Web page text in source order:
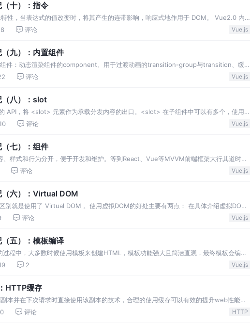
十）：指令
性，当表达式的值改变时，将其产生的连带影响，响应式地作用于 DOM。 Vue2.0 内置
，如果需要对普通 DOM 元素进行底层操作还可以使用自定义指令。 在 Vue2.0 中，可
评论 Vue.js
九）：内置组件
件：动态渲染组件的component、用于过渡动画的transition-group与transition、缓存
插槽的slot。 component组件配合is属性在编译的过程中被替换成具体的组件，而slot
评论 Vue.js
八）：slot
API，将 <slot> 元素作为承载分发内容的出口。<slot> 在子组件中可以有多个，使用
从插槽内容能否使用子组件数据的角度可将插槽分为两类：普通插槽、作用域插槽。 普
评论 Vue.js
七）：组件
、样式和行为分开，便于开发和维护。等到React、Vue等MVVM前端框架大行其道时，
、js聚合在一起创建组件，通过编写小型、独立和通常可复用的组件来构建大型应用。
评论 Vue.js
六）：Virtual DOM
别就是使用了 Virtual DOM 。使用虚拟DOM的好处主要有两点： 在具体介绍虚拟DOM
的位置与生成的过程。 Vue的DOM挂载是在一系列初始化之后进行的，初始化方法 _init
评论 Vue.js
五）：模板编译
程中，大多数时候使用模板来创建HTML，模板功能强大且简洁直观，最终模板会编译
模板编译的具体过程。 Vue从能否处理 template 选项的角度分为两个版本：运行时+编
2 Vue.js
HTTP缓存
本并在下次请求时直接使用该副本的技术，合理的使用缓存可以有效的提升web性能。
图片等资源缓存，当下次请求这些资源时，可以不发送网络请求直接从缓存中取出，称为
评论 HTTP